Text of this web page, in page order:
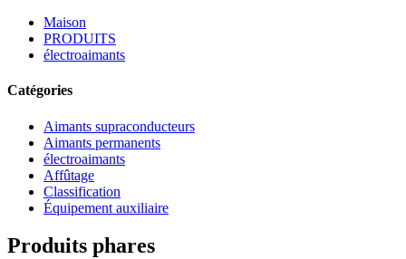
Maison
PRODUITS
électroaimants
Catégories
Aimants supraconducteurs
Aimants permanents
électroaimants
Affûtage
Classification
Équipement auxiliaire
Produits phares